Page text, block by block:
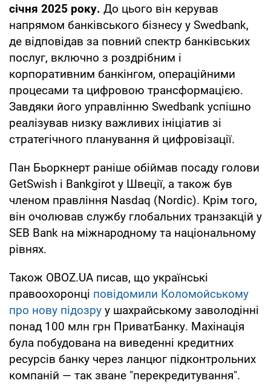
січня 2025 року. До цього він керував
напрямом банківського бізнесу у Swedbank,
де відповідав за повний спектр банківських
послуг, включно з роздрібним і
корпоративним банкінгом, операційними
процесами та цифровою трансформацією.
Завдяки його управлінню Swedbank успішно
реалізував низку важливих ініціатив зі
стратегічного планування й цифровізації.
Пан Бьоркнерт раніше обіймав посаду голови
GetSwish і Bankgirot у Швеції, а також був
членом правління Nasdaq (Nordic). Крім того,
він очолював службу глобальних транзакцій у
SEB Bank на міжнародному та національному
рівнях.
Також OBOZ.UA писав, що українські
правоохоронці повідомили Коломойському
про нову підозру у шахрайському заволодінні
понад 100 млн грн ПриватБанку. Махінація
була побудована на виведенні кредитних
ресурсів банку через ланцюг підконтрольних
компаній — так зване "перекредитування".